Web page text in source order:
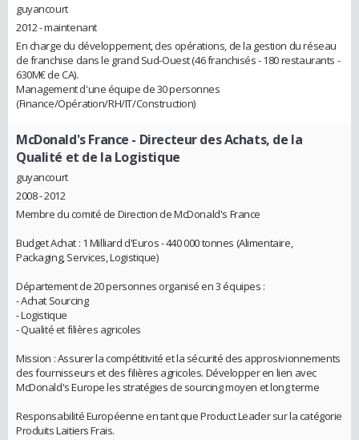
guyancourt
2012 - maintenant
En charge du développement, des opérations, de la gestion du réseau
de franchise dans le grand Sud-Ouest (46 franchisés - 180 restaurants -
630M€ de CA).
Management d'une équipe de 30 personnes
(Finance/Opération/RH/IT/Construction)
McDonald's France - Directeur des Achats, de la
Qualité et de la Logistique
guyancourt
2008 - 2012
Membre du comité de Direction de McDonald's France
Budget Achat : 1 Milliard d'Euros - 440 000 tonnes (Alimentaire,
Packaging, Services, Logistique)
Département de 20 personnes organisé en 3 équipes :
- Achat Sourcing
- Logistique
- Qualité et filières agricoles
Mission : Assurer la compétitivité et la sécurité des approsivionnements
des fournisseurs et des filières agricoles. Développer en lien avec
McDonald's Europe les stratégies de sourcing moyen et long terme
Responsabilité Européenne en tant que Product Leader sur la catégorie
Produits Laitiers Frais.